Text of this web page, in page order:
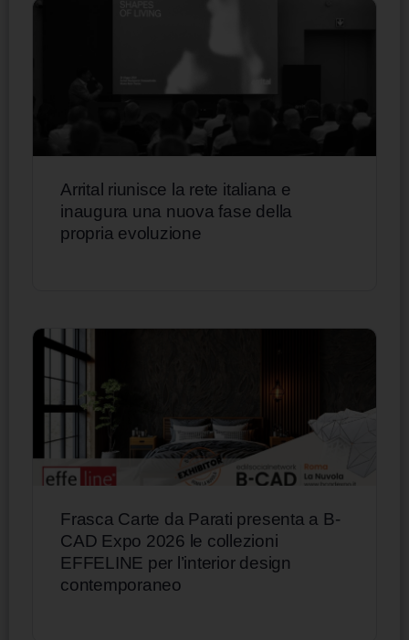
Arrital riunisce la rete italiana e
inaugura una nuova fase della
propria evoluzione
Frasca Carte da Parati presenta a B-
CAD Expo 2026 le collezioni
EFFELINE per l’interior design
contemporaneo